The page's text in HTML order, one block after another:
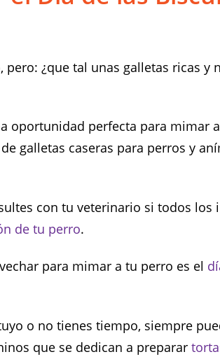
pero: ¿que tal unas galletas ricas y
oportunidad perfecta para mimar
galletas caseras para perros y
con tu veterinario si todos los
de tu perro.
para mimar a tu perro es el
o no tienes tiempo, siempre
que se dedican a preparar